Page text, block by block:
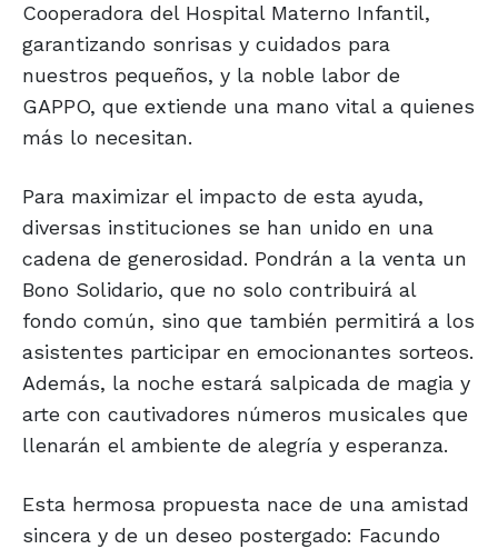
Cooperadora del Hospital Materno Infantil,
garantizando sonrisas y cuidados para
nuestros pequeños, y la noble labor de
GAPPO, que extiende una mano vital a quienes
más lo necesitan.
Para maximizar el impacto de esta ayuda,
diversas instituciones se han unido en una
cadena de generosidad. Pondrán a la venta un
Bono Solidario, que no solo contribuirá al
fondo común, sino que también permitirá a los
asistentes participar en emocionantes sorteos.
Además, la noche estará salpicada de magia y
arte con cautivadores números musicales que
llenarán el ambiente de alegría y esperanza.
Esta hermosa propuesta nace de una amistad
sincera y de un deseo postergado: Facundo